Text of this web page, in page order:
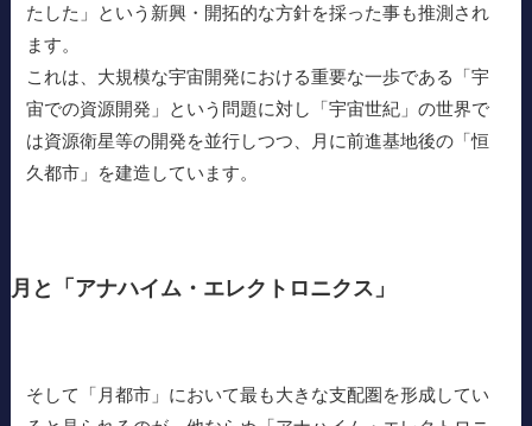
たした」という新興・開拓的な方針を採った事も推測され
ます。
これは、大規模な宇宙開発における重要な一歩である「宇
宙での資源開発」という問題に対し「宇宙世紀」の世界で
は資源衛星等の開発を並行しつつ、月に前進基地後の「恒
久都市」を建造しています。
月と「アナハイム・エレクトロニクス」
そして「月都市」において最も大きな支配圏を形成してい